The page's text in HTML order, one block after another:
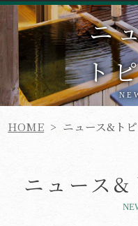
ニ
ト
HOME > ニュース&ト
ニュース&